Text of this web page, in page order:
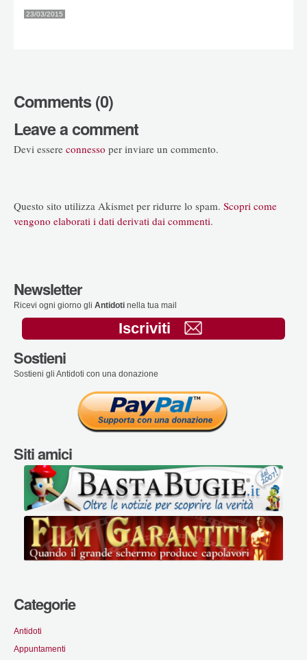
23/03/2015
Comments (0)
Leave a comment
Devi essere connesso per inviare un commento.
Questo sito utilizza Akismet per ridurre lo spam. Scopri come
vengono elaborati i dati derivati dai commenti.
Newsletter
Ricevi ogni giorno gli Antidoti nella tua mail
Iscriviti
Sostieni
Sostieni gli Antidoti con una donazione
Siti amici
Categorie
Antidoti
Appuntamenti